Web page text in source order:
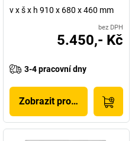
v x š x h 910 x 680 x 460 mm
bez DPH
5.450,- Kč
3-4 pracovní dny
Zobrazit produkt